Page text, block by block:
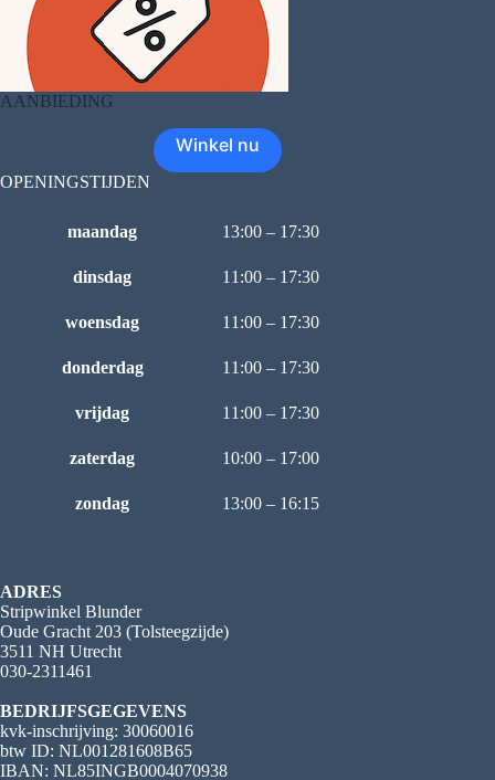
AANBIEDING
Winkel nu
OPENINGSTIJDEN
maandag 13:00 – 17:30
dinsdag 11:00 – 17:30
woensdag 11:00 – 17:30
donderdag 11:00 – 17:30
vrijdag 11:00 – 17:30
zaterdag 10:00 – 17:00
zondag 13:00 – 16:15
ADRES
Stripwinkel Blunder
Oude Gracht 203 (Tolsteegzijde)
3511 NH Utrecht
030-2311461
BEDRIJFSGEGEVENS
kvk-inschrijving: 30060016
btw ID: NL001281608B65
IBAN: NL85INGB0004070938